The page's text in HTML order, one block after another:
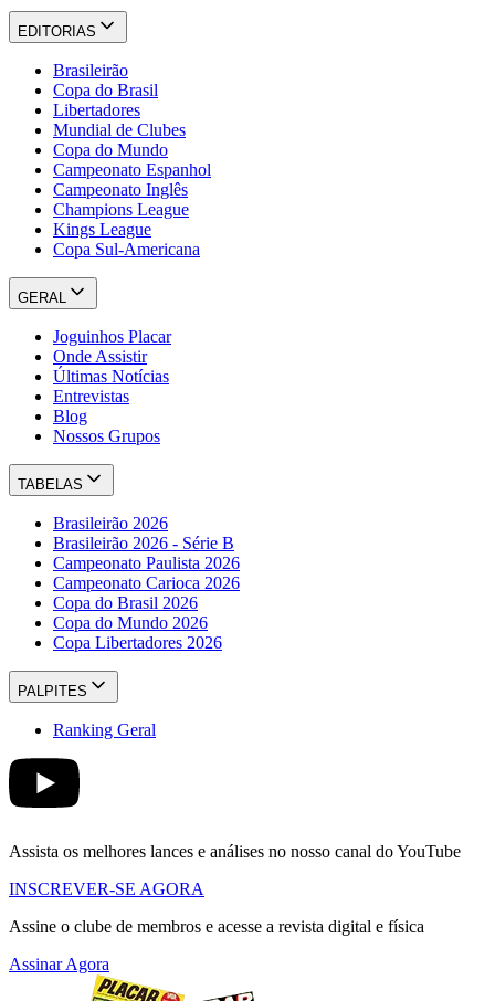
EDITORIAS
Brasileirão
Copa do Brasil
Libertadores
Mundial de Clubes
Copa do Mundo
Campeonato Espanhol
Campeonato Inglês
Champions League
Kings League
Copa Sul-Americana
GERAL
Joguinhos Placar
Onde Assistir
Últimas Notícias
Entrevistas
Blog
Nossos Grupos
TABELAS
Brasileirão 2026
Brasileirão 2026 - Série B
Campeonato Paulista 2026
Campeonato Carioca 2026
Copa do Brasil 2026
Copa do Mundo 2026
Copa Libertadores 2026
PALPITES
Ranking Geral
Assista os melhores lances e análises no nosso canal do YouTube
INSCREVER-SE AGORA
Assine o clube de membros e acesse a revista digital e física
Assinar Agora